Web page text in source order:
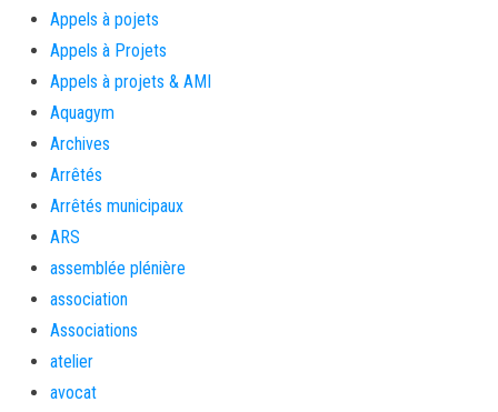
Appels à pojets
Appels à Projets
Appels à projets & AMI
Aquagym
Archives
Arrêtés
Arrêtés municipaux
ARS
assemblée plénière
association
Associations
atelier
avocat